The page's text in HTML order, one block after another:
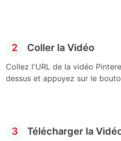
2 Coller la Vidéo
Collez l'URL de la vidéo
dessus et appuyez sur le
3 Télécharger la